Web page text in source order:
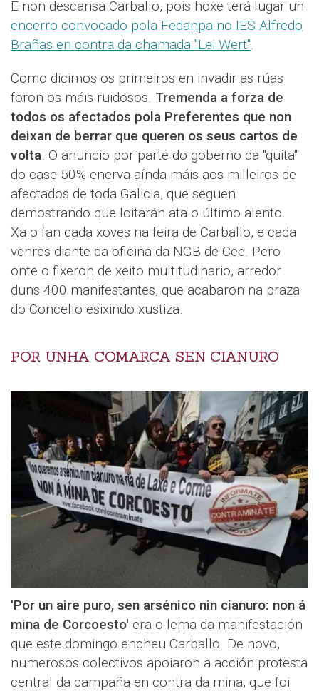
E non descansa Carballo, pois hoxe terá lugar un
encerro convocado pola Fedanpa no IES Alfredo
Brañas en contra da chamada "Lei Wert".
Como dicimos os primeiros en invadir as rúas
foron os máis ruidosos. Tremenda a forza de
todos os afectados pola Preferentes que non
deixan de berrar que queren os seus cartos de
volta. O anuncio por parte do goberno da "quita"
do case 50% enerva aínda máis aos milleiros de
afectados de toda Galicia, que seguen
demostrando que loitarán ata o último alento.
Xa o fan cada xoves na feira de Carballo, e cada
venres diante da oficina da NGB de Cee. Pero
onte o fixeron de xeito multitudinario, arredor
duns 400 manifestantes, que acabaron na praza
do Concello esixindo xustiza.
POR UNHA COMARCA SEN CIANURO
'Por un aire puro, sen arsénico nin cianuro: non á
mina de Corcoesto' era o lema da manifestación
que este domingo encheu Carballo. De novo,
numerosos colectivos apoiaron a acción protesta
central da campaña en contra da mina, que foi